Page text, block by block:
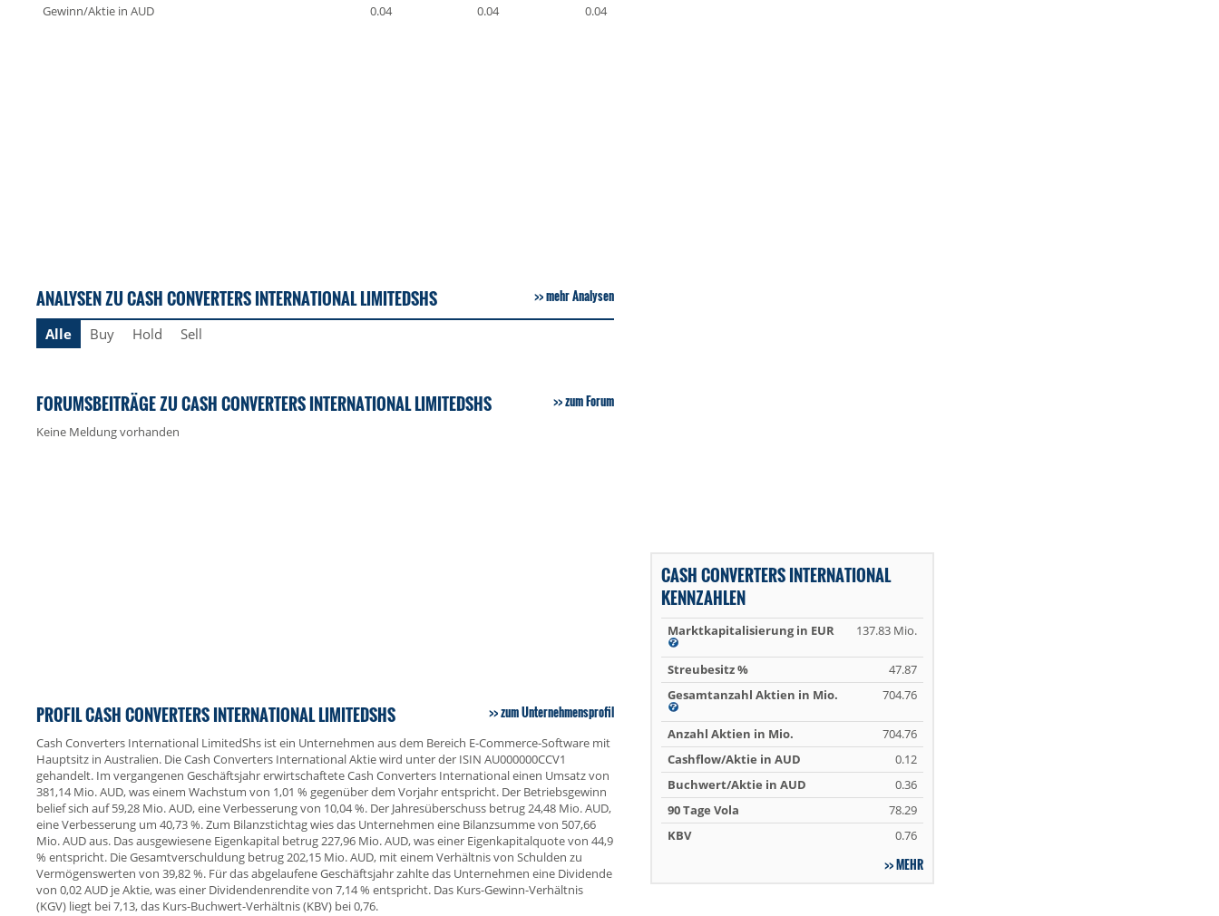
Gewinn/Aktie in AUD
0.04 0.04 0.04
ANALYSEN ZU CASH CONVERTERS INTERNATIONAL LIMITEDSHS mehr Analysen
Alle Buy Hold Sell
FORUMSBEITRÄGE ZU CASH CONVERTERS INTERNATIONAL LIMITEDSHS zum Forum
Keine Meldung vorhanden
PROFIL CASH CONVERTERS INTERNATIONAL LIMITEDSHS zum Unternehmensprofil
Cash Converters International LimitedShs ist ein Unternehmen aus dem Bereich E-Commerce-Software mit
Hauptsitz in Australien. Die Cash Converters International Aktie wird unter der ISIN AU000000CCV1
gehandelt. Im vergangenen Geschäftsjahr erwirtschaftete Cash Converters International einen Umsatz von
381,14 Mio. AUD, was einem Wachstum von 1,01 % gegenüber dem Vorjahr entspricht. Der Betriebsgewinn
belief sich auf 59,28 Mio. AUD, eine Verbesserung von 10,04 %. Der Jahresüberschuss betrug 24,48 Mio. AUD,
eine Verbesserung um 40,73 %. Zum Bilanzstichtag wies das Unternehmen eine Bilanzsumme von 507,66
Mio. AUD aus. Das ausgewiesene Eigenkapital betrug 227,96 Mio. AUD, was einer Eigenkapitalquote von 44,9
% entspricht. Die Gesamtverschuldung betrug 202,15 Mio. AUD, mit einem Verhältnis von Schulden zu
Vermögenswerten von 39,82 %. Für das abgelaufene Geschäftsjahr zahlte das Unternehmen eine Dividende
von 0,02 AUD je Aktie, was einer Dividendenrendite von 7,14 % entspricht. Das Kurs-Gewinn-Verhältnis
(KGV) liegt bei 7,13, das Kurs-Buchwert-Verhältnis (KBV) bei 0,76.
CASH CONVERTERS INTERNATIONAL
KENNZAHLEN
Marktkapitalisierung in EUR 137.83 Mio.
Streubesitz %
47.87
Gesamtanzahl Aktien in Mio.
704.76
Anzahl Aktien in Mio.
704.76
Cashflow/Aktie in AUD
0.12
Buchwert/Aktie in AUD
0.36
90 Tage Vola
78.29
KBV
0.76
MEHR